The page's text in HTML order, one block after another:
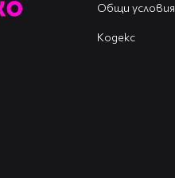
Общи условия
Кодекс